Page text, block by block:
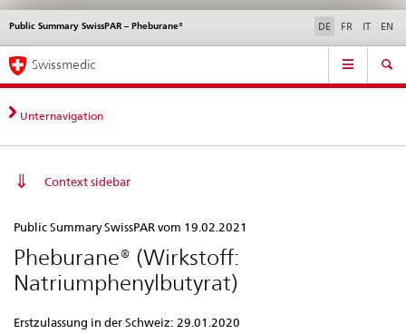
Direktnavigation
News,
Rechtsgrundlagen,
Kontakt
News & Updates Kontakt | Support & Hilfe
Public Summary SwissPAR – Pheburane®
Sprachwahl DE FR IT EN
Service
Hauptnavigation
Swissmedic
Unternavigation
Context sidebar
Summary
SwissPAR
–
Pheburane®
Public Summary SwissPAR vom 19.02.2021
Pheburane® (Wirkstoff:
Natriumphenylbutyrat)
Erstzulassung in der Schweiz: 29.01.2020